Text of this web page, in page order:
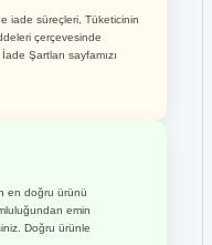
iade süreçleri, Tüketicinin
çerçevesinde
Şartları sayfamızı
en doğru ürünü
emin
Doğru ürünle